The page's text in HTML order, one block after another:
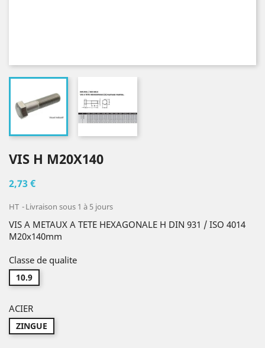
VIS H M20X140
2,73 €
HT Livraison sous 1 à 5 jours
VIS A METAUX A TETE HEXAGONALE H DIN 931 / ISO 4014
M20x140mm
Classe de qualite
10.9
ACIER
ZINGUE